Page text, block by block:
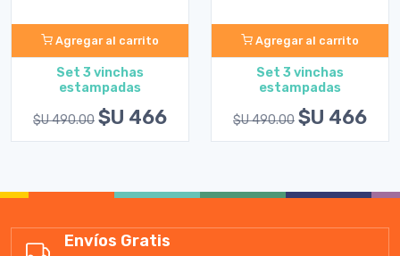
Agregar al carrito
Set 3 vinchas
estampadas
$U 490.00 $U 466
Agregar al carrito
Set 3 vinchas
estampadas
$U 490.00 $U 466
Envíos Gratis